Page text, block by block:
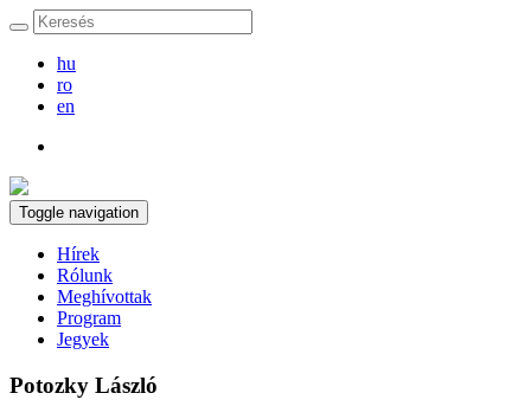
hu
ro
en
Toggle navigation
Hírek
Rólunk
Meghívottak
Program
Jegyek
Potozky László